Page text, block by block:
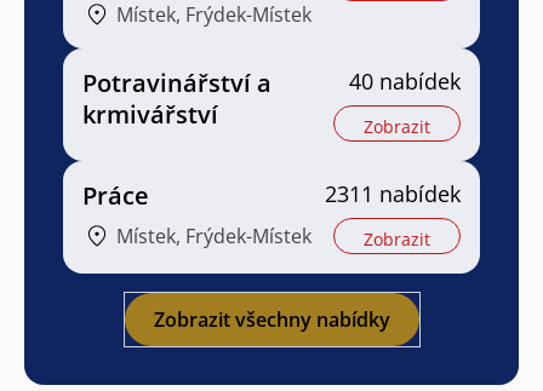
Místek, Frýdek-Místek
Potravinářství a
krmivářství
40 nabídek
Zobrazit
Práce
Místek, Frýdek-Místek
2311 nabídek
Zobrazit
Zobrazit všechny nabídky